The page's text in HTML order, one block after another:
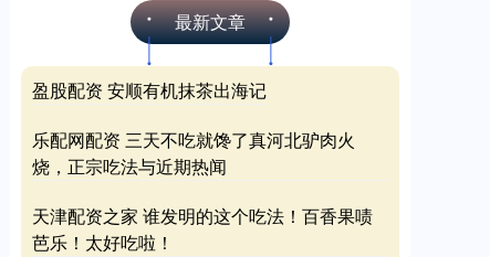
最新文章
盈股配资 安顺有机抹茶出海记
乐配网配资 三天不吃就馋了真河北驴肉火
烧，正宗吃法与近期热闻
天津配资之家 谁发明的这个吃法！百香果啧
芭乐！太好吃啦！